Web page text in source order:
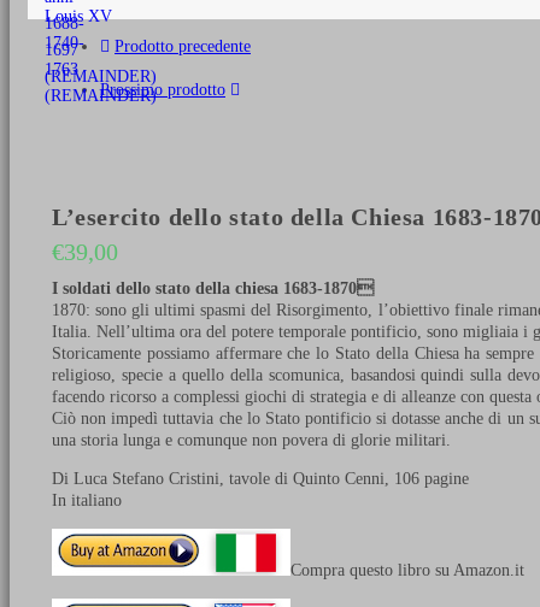
Prodotto precedente
Prossimo prodotto
L’esercito dello stato della Chiesa 1683-
€39,00
I soldati dello stato della chiesa 1683-1870
1870: sono gli ultimi spasmi del Risorgimento, l’obiettivo finale
Italia. Nell’ultima ora del potere temporale pontificio, sono migliaia i
Storicamente possiamo affermare che lo Stato della Chiesa ha
religioso, specie a quello della scomunica, basandosi quindi sulla
facendo ricorso a complessi giochi di strategia e di alleanze con questa
Ciò non impedì tuttavia che lo Stato pontificio si dotasse anche di un
una storia lunga e comunque non povera di glorie militari.
Di Luca Stefano Cristini, tavole di Quinto Cenni, 106 pagine
In italiano
Compra questo libro su Amazon.it